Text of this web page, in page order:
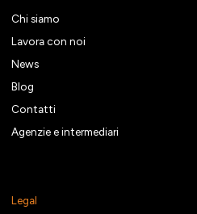
Chi siamo
Lavora con noi
News
Blog
Contatti
Agenzie e intermediari
Legal